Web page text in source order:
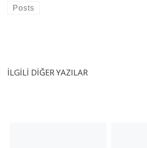
Posts
İLGILI DIĞER YAZILAR